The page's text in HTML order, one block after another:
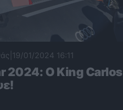
19/01/2024 16:11
2024: Ο King Carlos